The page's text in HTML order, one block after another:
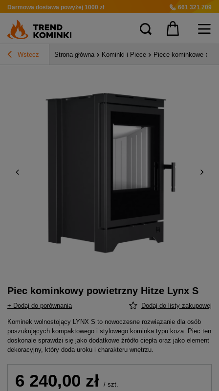
Darmowa dostawa powyżej 1000 zł 661 321 709
Wstecz Strona główna Kominki i Piece Piece kominkowe
Piec kominkowy powietrzny Hitze Lynx S
+ Dodaj do porównania Dodaj do listy zakupowej
Kominek wolnostojący LYNX S to nowoczesne rozwiązanie dla osób
poszukujących kompaktowego i stylowego kominka typu koza. Piec ten
doskonale sprawdzi się jako dodatkowe źródło ciepła oraz jako element
dekoracyjny, który doda uroku i charakteru wnętrzu.
6 240,00 zł / szt.